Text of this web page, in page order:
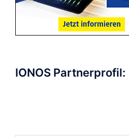
IONOS Partnerprofil: